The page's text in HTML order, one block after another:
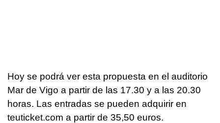
Hoy se podrá ver esta propuesta en el auditorio
Mar de Vigo a partir de las 17.30 y a las 20.30
horas. Las entradas se pueden adquirir en
teuticket.com a partir de 35,50 euros.